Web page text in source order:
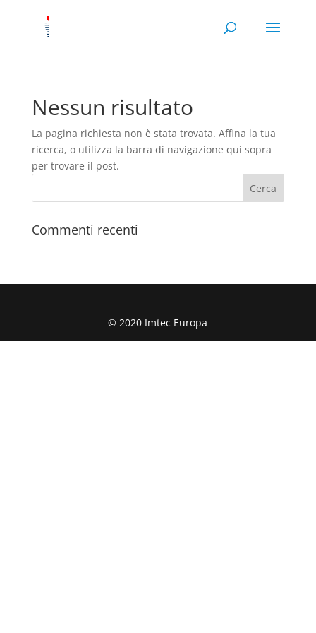
Nessun risultato
La pagina richiesta non è stata trovata. Affina la tua
ricerca, o utilizza la barra di navigazione qui sopra
per trovare il post.
Commenti recenti
© 2020 Imtec Europa